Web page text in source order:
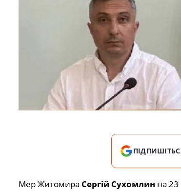
Мер Житомира Сергій Сухомлин на 23